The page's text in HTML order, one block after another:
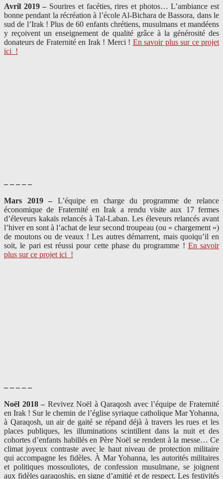
Avril 2019 – Sourires et facéties, rires et photos… L’ambiance est
bonne pendant la récréation à l’école Al-Bichara de Bassora, dans le
sud de l’Irak ! Plus de 60 enfants chrétiens, musulmans et mandéens
y reçoivent un enseignement de qualité grâce à la générosité des
donateurs de Fraternité en Irak ! Merci ! En savoir plus sur ce projet
ici !
– – – – –
Mars 2019 – L’équipe en charge du programme de relance
économique de Fraternité en Irak a rendu visite aux 17 fermes
d’éleveurs kakaïs relancés à Tal-Laban. Les éleveurs relancés avant
l’hiver en sont à l’achat de leur second troupeau (ou « chargement »)
de moutons ou de veaux ! Les autres démarrent, mais quoiqu’il en
soit, le pari est réussi pour cette phase du programme ! En savoir
plus sur ce projet ici !
– – – – –
Noël 2018 – Revivez Noël à Qaraqosh avec l’équipe de Fraternité
en Irak ! Sur le chemin de l’église syriaque catholique Mar Yohanna,
à Qaraqosh, un air de gaité se répand déjà à travers les rues et les
places publiques, les illuminations scintillent dans la nuit et des
cohortes d’enfants habillés en Père Noël se rendent à la messe… Ce
climat joyeux contraste avec le haut niveau de protection militaire
qui accompagne les fidèles. À Mar Yohanna, les autorités militaires
et politiques mossouliotes, de confession musulmane, se joignent
aux fidèles qaraqoshis, en signe d’amitié et de respect. Les festivités